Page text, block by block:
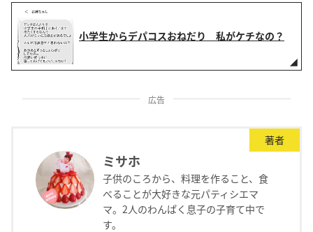
小学生からデパコスおねだり 私がケチなの？
広告
著者
ミサホ
子供のころから、料理を作ること、食
べることが大好きな元パティシエマ
マ。2人のわんぱく息子の子育て中で
す。